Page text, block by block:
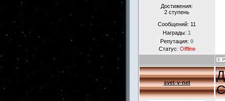
Достижения:
2 ступень
Сообщений: 11
Награды: 1
Репутация: 0
Статус: Offline
svet-v-net